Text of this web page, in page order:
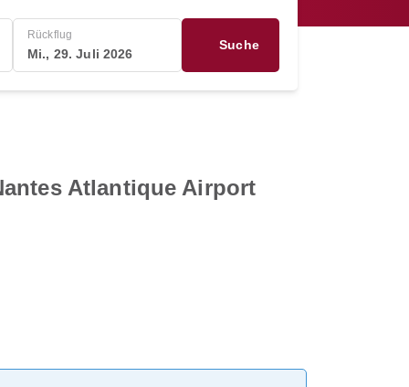
Rückflug
Mi., 29. Juli 2026
Suche
Atlantique Airport